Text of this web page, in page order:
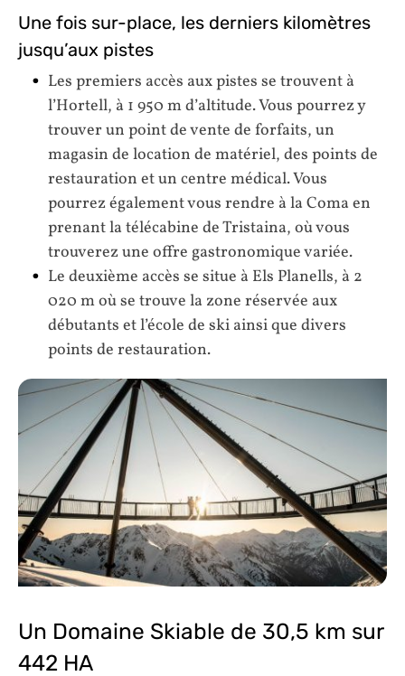
Une fois sur-place, les derniers kilomètres
jusqu’aux pistes
Les premiers accès aux pistes se trouvent à
l’Hortell, à 1 950 m d’altitude. Vous pourrez y
trouver un point de vente de forfaits, un
magasin de location de matériel, des points de
restauration et un centre médical. Vous
pourrez également vous rendre à la Coma en
prenant la télécabine de Tristaina, où vous
trouverez une offre gastronomique variée.
Le deuxième accès se situe à Els Planells, à 2
020 m où se trouve la zone réservée aux
débutants et l’école de ski ainsi que divers
points de restauration.
Un Domaine Skiable de 30,5 km sur
442 HA